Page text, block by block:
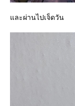
ละผ่านไปเจ็ดวัน